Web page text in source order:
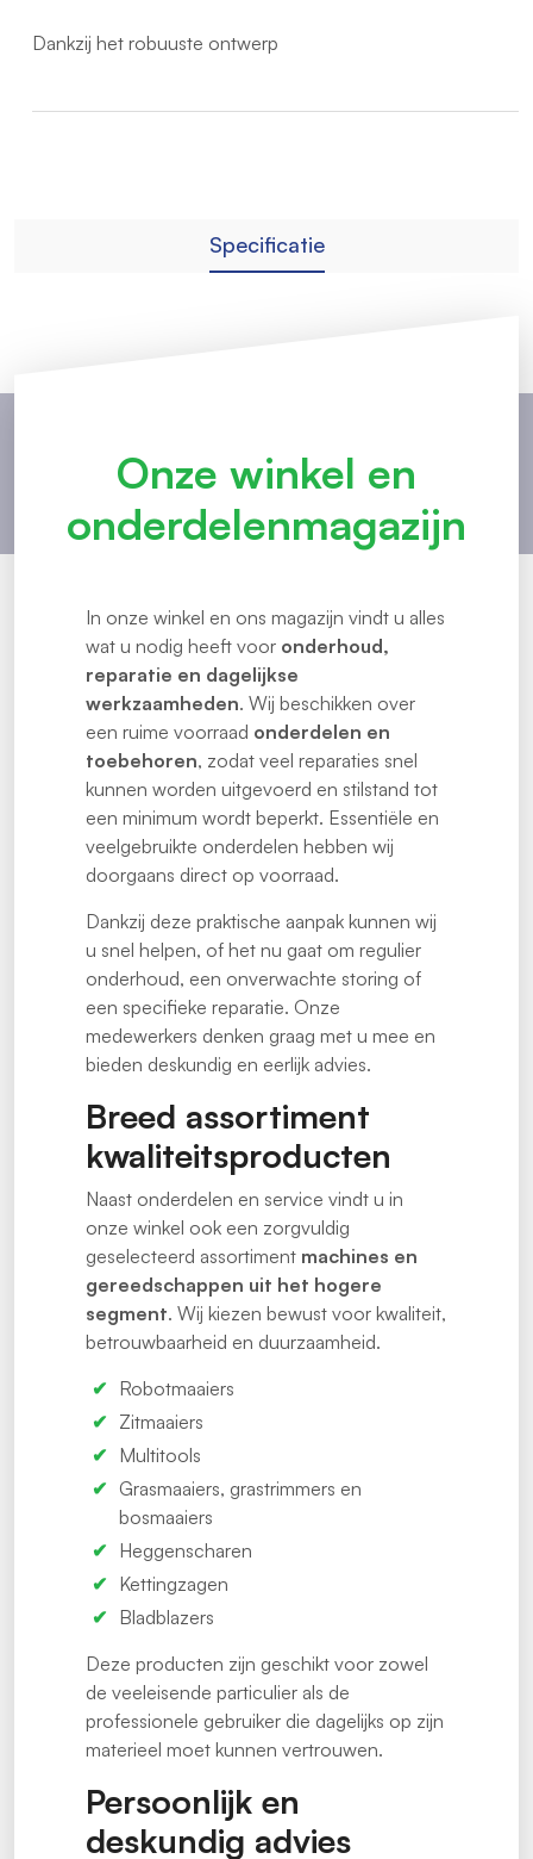
Dankzij het robuuste ontwerp
Specificatie
Onze winkel en
onderdelenmagazijn
In onze winkel en ons magazijn vindt u alles
wat u nodig heeft voor onderhoud,
reparatie en dagelijkse
werkzaamheden. Wij beschikken over
een ruime voorraad onderdelen en
toebehoren, zodat veel reparaties snel
kunnen worden uitgevoerd en stilstand tot
een minimum wordt beperkt. Essentiële en
veelgebruikte onderdelen hebben wij
doorgaans direct op voorraad.
Dankzij deze praktische aanpak kunnen wij
u snel helpen, of het nu gaat om regulier
onderhoud, een onverwachte storing of
een specifieke reparatie. Onze
medewerkers denken graag met u mee en
bieden deskundig en eerlijk advies.
Breed assortiment
kwaliteitsproducten
Naast onderdelen en service vindt u in
onze winkel ook een zorgvuldig
geselecteerd assortiment machines en
gereedschappen uit het hogere
segment. Wij kiezen bewust voor kwaliteit,
betrouwbaarheid en duurzaamheid.
Robotmaaiers
Zitmaaiers
Multitools
Grasmaaiers, grastrimmers en
bosmaaiers
Heggenscharen
Kettingzagen
Bladblazers
Deze producten zijn geschikt voor zowel
de veeleisende particulier als de
professionele gebruiker die dagelijks op zijn
materieel moet kunnen vertrouwen.
Persoonlijk en
deskundig advies